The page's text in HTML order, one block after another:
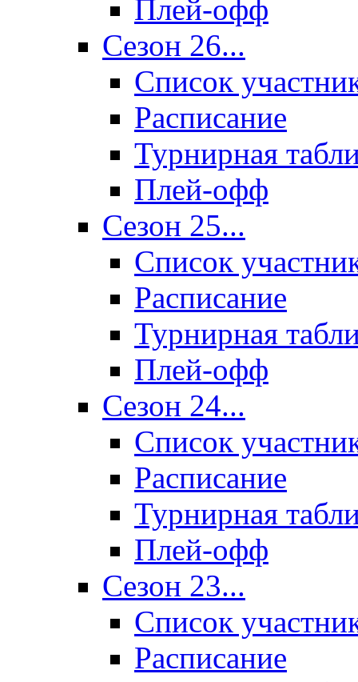
Плей-офф
Сезон 26...
Список
Расписание
Турнирная
Плей-офф
Сезон 25...
Список
Расписание
Турнирная
Плей-офф
Сезон 24...
Список
Расписание
Турнирная
Плей-офф
Сезон 23...
Список
Расписание